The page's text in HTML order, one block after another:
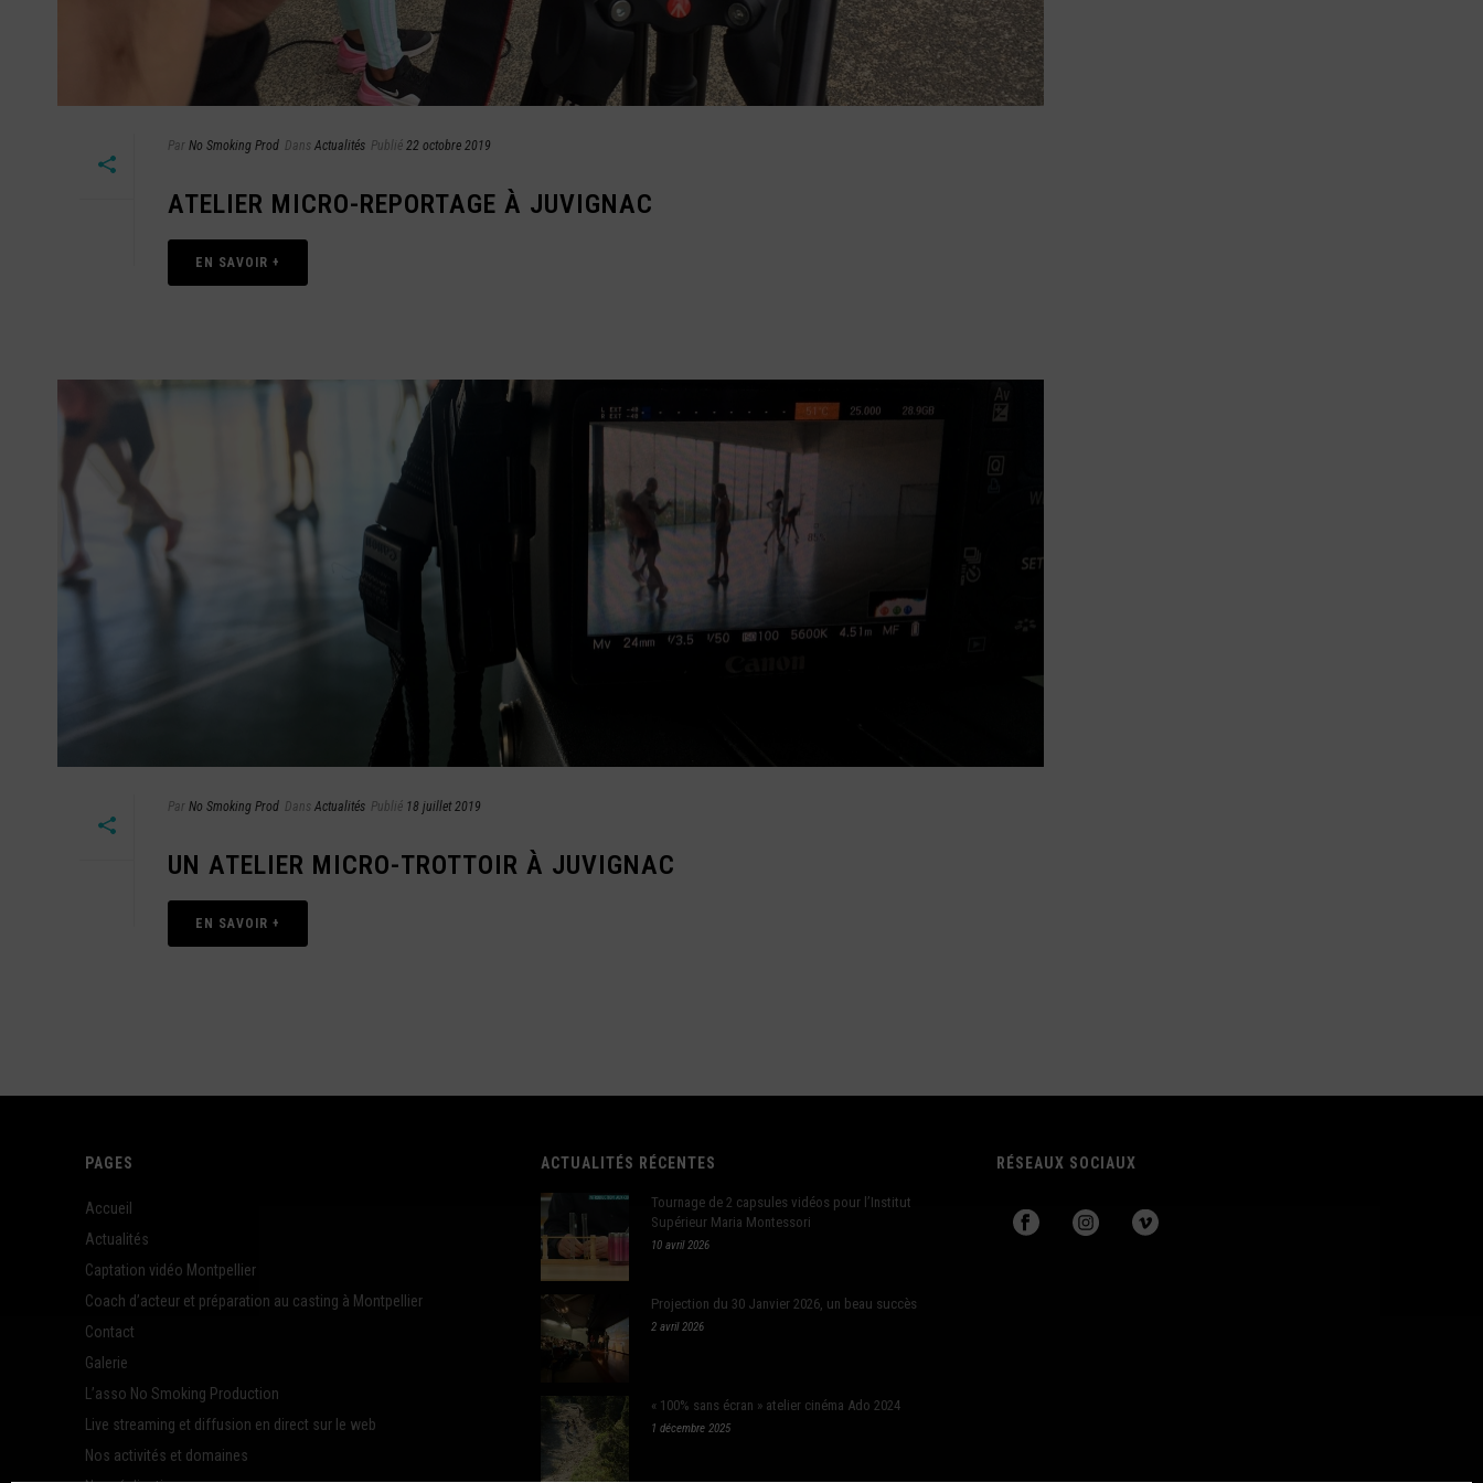
Par No Smoking Prod Dans Actualités Publié 22 octobre 2019
ATELIER MICRO-REPORTAGE À JUVIGNAC
EN SAVOIR +
Par No Smoking Prod Dans Actualités Publié 18 juillet 2019
UN ATELIER MICRO-TROTTOIR À JUVIGNAC
EN SAVOIR +
PAGES
Accueil
Actualités
Captation vidéo Montpellier
Coach d’acteur et préparation au casting à Montpellier
Contact
Galerie
L’asso No Smoking Production
Live streaming et diffusion en direct sur le web
Nos activités et domaines
ACTUALITÉS RÉCENTES
Tournage de 2 capsules vidéos pour l’Institut
Supérieur Maria Montessori
10 avril 2026
Projection du 30 Janvier 2026, un beau succès
2 avril 2026
« 100% sans écran » atelier cinéma Ado 2024
1 décembre 2025
RÉSEAUX SOCIAUX